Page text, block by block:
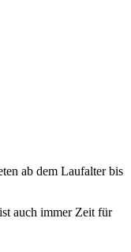
ab dem Laufalter bis
auch immer Zeit für